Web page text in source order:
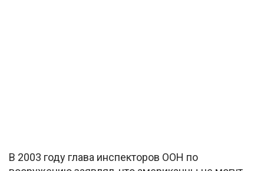
В 2003 году глава инспекторов ООН по